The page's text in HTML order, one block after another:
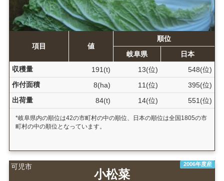
項目 値
順位
岐阜県
日本
収穫量
191(t) 13(位)
548(位)
作付面積
8(ha) 11(位)
395(位)
出荷量
84(t) 14(位) 551(位)
*岐阜県内の順位は42の市町村の中の順位、日本の順位は全国1805の市
町村の中の順位となっています。
可児市 2006年度産
小松菜